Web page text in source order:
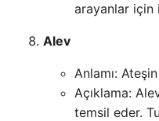
arayanlar için
Alev
Anlamı:
Açıklama:
temsil eder.